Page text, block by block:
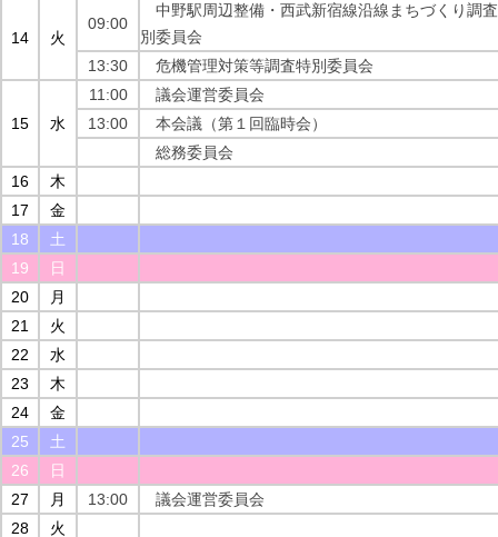
14 火
09:00
中野駅周辺整備・西武新宿線沿線まちづくり調
別委員会
13:30
危機管理対策等調査特別委員会
15 水
11:00
議会運営委員会
13:00
本会議（第１回臨時会）
総務委員会
16
木
17
金
18
土
19
日
20
月
21
火
22
水
23
木
24
金
25
土
26
日
27
月 13:00
議会運営委員会
28
火